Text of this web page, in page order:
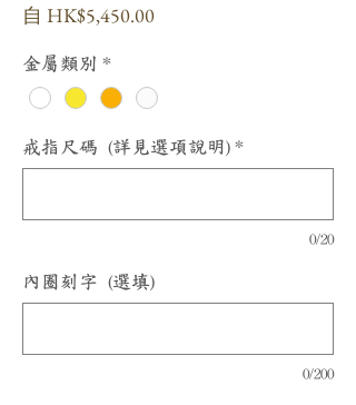
自 HK$5,450.00促
格
金屬類別 *
戒指尺碼 (詳見選項說明) *
0/20
內圈刻字 (選填)
0/200